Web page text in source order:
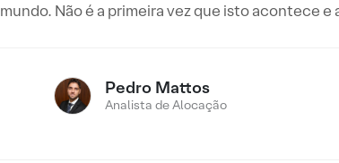
mundo. Não é a primeira vez que isto acontece
Pedro Mattos
Analista de Alocação